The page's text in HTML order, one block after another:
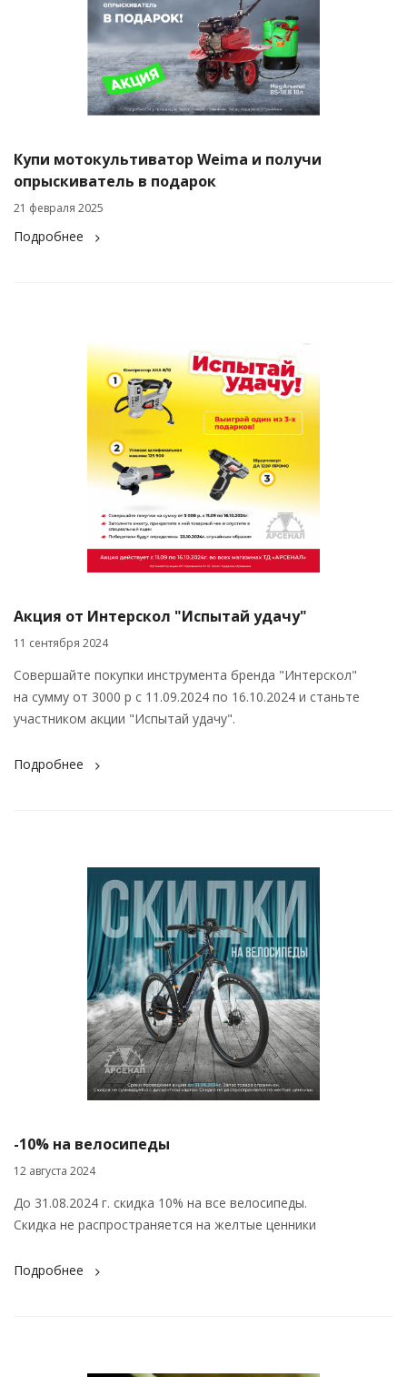
Купи мотокультиватор Weima и получи
опрыскиватель в подарок
21 февраля 2025
Подробнее
Акция от Интерскол "Испытай удачу"
11 сентября 2024
Совершайте покупки инструмента бренда "Интерскол"
на сумму от 3000 р с 11.09.2024 по 16.10.2024 и станьте
участником акции "Испытай удачу".
Подробнее
-10% на велосипеды
12 августа 2024
До 31.08.2024 г. скидка 10% на все велосипеды.
Скидка не распространяется на желтые ценники
Подробнее